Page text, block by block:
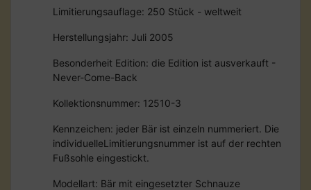
Limitierungsauflage: 250 Stück - weltweit
Herstellungsjahr: Juli 2005
Besonderheit Edition: die Edition ist ausverkauft -
Never-Come-Back
Kollektionsnummer: 12510-3
Kennzeichen: jeder Bär ist einzeln nummeriert. Die
individuelleLimitierungsnummer ist auf der rechten
Fußsohle eingestickt.
Modellart: Bär mit eingesetzter Schnauze